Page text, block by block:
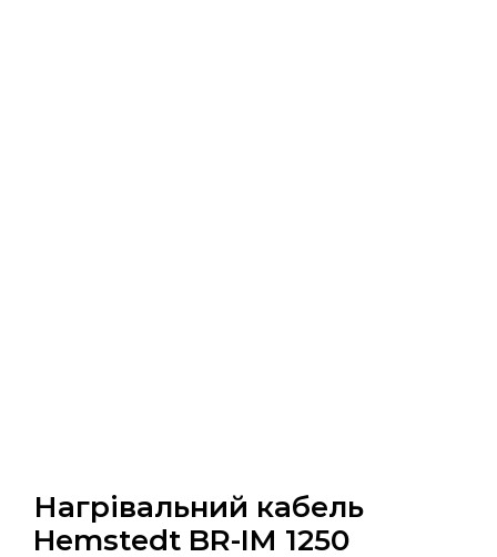
Нагрівальний кабель
Hemstedt BR-IM 1250